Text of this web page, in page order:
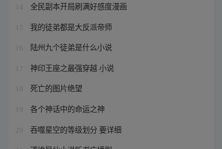
14 全民副本开局刷满好感度漫画
15 我的徒弟都是大反派帝师
16 陆州九个徒弟是什么小说
17 神印王座之最强穿越 小说
18 死亡的图片绝望
19 各个神话中的命运之神
20 吞噬星空的等级划分 要详细